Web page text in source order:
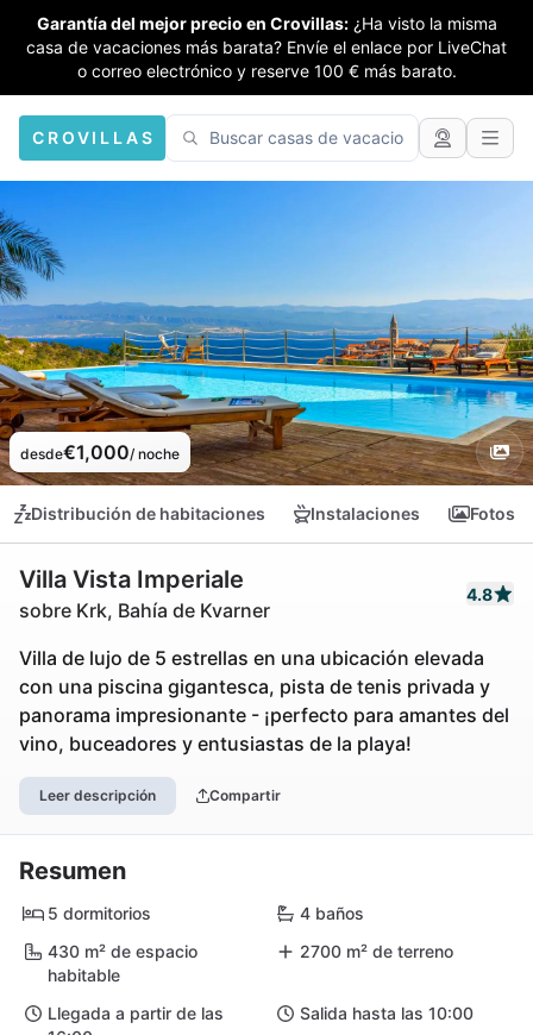
Garantía del mejor precio en Crovillas: ¿Ha visto la misma
casa de vacaciones más barata? Envíe el enlace por LiveChat
o correo electrónico y reserve 100 € más barato.
CROVILLAS
desde€1,000/ noche
Distribución de habitaciones Instalaciones Fotos
Villa Vista Imperiale
sobre Krk, Bahía de Kvarner
4.8
Villa de lujo de 5 estrellas en una ubicación elevada
con una piscina gigantesca, pista de tenis privada y
panorama impresionante - ¡perfecto para amantes del
vino, buceadores y entusiastas de la playa!
Leer descripción Compartir
Resumen
5 dormitorios
4 baños
430 m² de espacio
habitable
2700 m² de terreno
Llegada a partir de las
Salida hasta las 10:00